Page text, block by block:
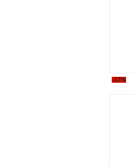
-17%